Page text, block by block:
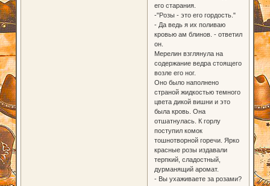
его старания.
-"Розы - это его гордость."
- Да ведь я их поливаю
кровью ам блинов. - ответил
он.
Мерелин взглянула на
содержание ведра стоящего
возле его ног.
Оно было наполнено
страной жидкостью темного
цвета дикой вишни и это
была кровь. Она
отшатнулась. К горлу
поступил комок
тошнотворной горечи. Ярко
красные розы издавали
терпкий, сладостный,
дурманящий аромат.
- Вы ухаживаете за розами?